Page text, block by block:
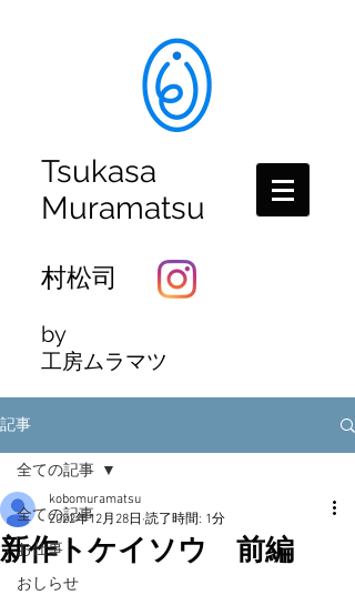
Tsukasa
Muramatsu
村松司
by
工房ムラマツ
記事
全ての記事
お仕事
おしらせ
全ての記事
新作トケイソウ 前編
kobomuramatsu
2022年12月28日 読了時間: 1分